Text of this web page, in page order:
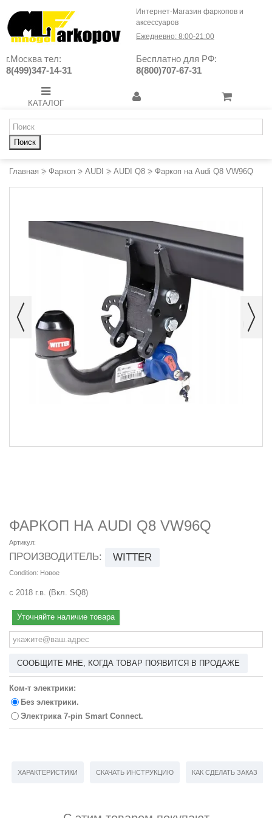
Интернет-Магазин фаркопов и
аксессуаров
Ежедневно: 8:00-21:00
г.Москва тел:
8(499)347-14-31
Бесплатно для РФ:
8(800)707-67-31
КАТАЛОГ
Поиск
Главная > Фаркоп > AUDI > AUDI Q8 > Фаркоп на Audi Q8 VW96Q
ФАРКОП НА AUDI Q8 VW96Q
Артикул:
ПРОИЗВОДИТЕЛЬ: WITTER
Condition: Новое
с 2018 г.в. (Вкл. SQ8)
Уточняйте наличие товара
СООБЩИТЕ МНЕ, КОГДА ТОВАР ПОЯВИТСЯ В ПРОДАЖЕ
Ком-т электрики:
Без электрики.
Электрика 7-pin Smart Connect.
ХАРАКТЕРИСТИКИ СКАЧАТЬ ИНСТРУКЦИЮ КАК СДЕЛАТЬ ЗАКАЗ